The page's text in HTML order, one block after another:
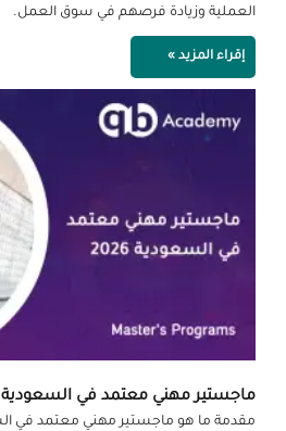
العملية وزيادة فرصهم في سوق العمل.
إقراء المزيد »
ماجستير مهني معتمد في السعودية 2026